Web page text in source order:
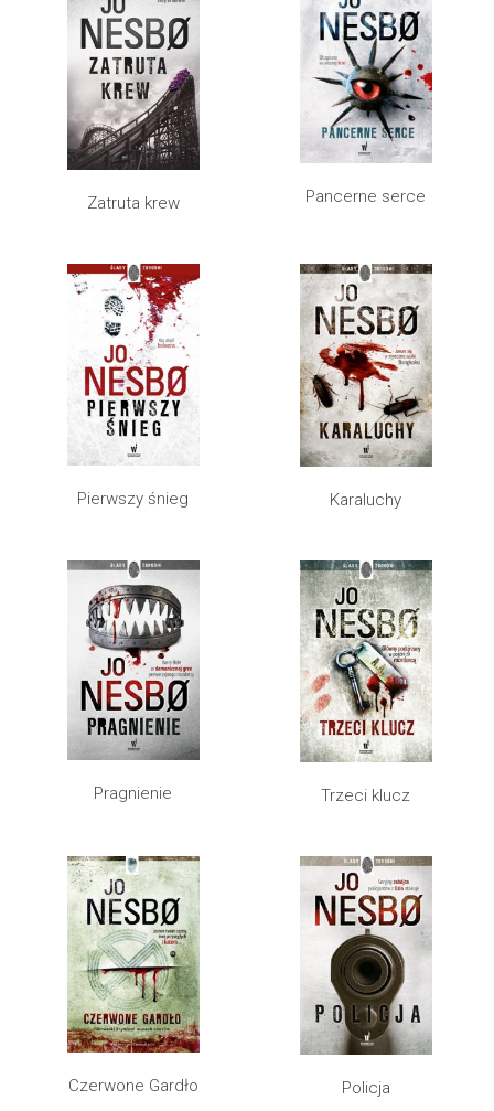
Zatruta krew Pancerne serce
Pierwszy śnieg Karaluchy
Pragnienie Trzeci klucz
Czerwone Gardło Policja